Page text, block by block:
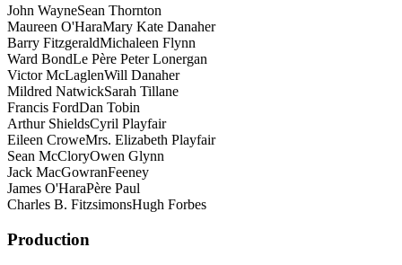
John WayneSean Thornton
Maureen O'HaraMary Kate Danaher
Barry FitzgeraldMichaleen Flynn
Ward BondLe Père Peter Lonergan
Victor McLaglenWill Danaher
Mildred NatwickSarah Tillane
Francis FordDan Tobin
Arthur ShieldsCyril Playfair
Eileen CroweMrs. Elizabeth Playfair
Sean McCloryOwen Glynn
Jack MacGowranFeeney
James O'HaraPère Paul
Charles B. FitzsimonsHugh Forbes
Production